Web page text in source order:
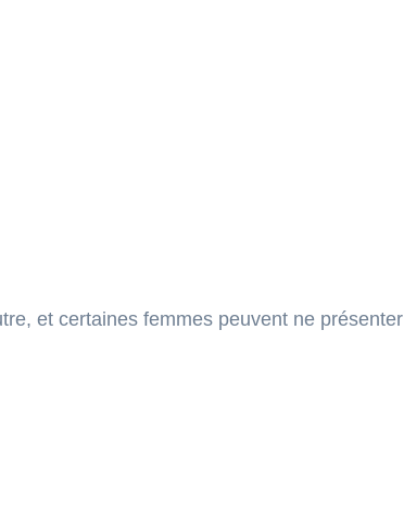
et certaines femmes peuvent ne présenter